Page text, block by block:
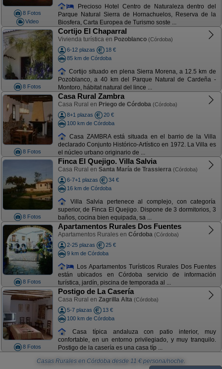
8 Fotos
Video
Precioso Hotel Centro de Naturaleza dentro del
Parque Natural Sierra de Hornachuelos, Reserva de la
Biosfera, Carta Europea de Turismo soste ...
8 Fotos
Cortijo El Chaparral
Vivienda turística en Pozoblanco (Córdoba)
6-12 plazas
18 €
85 km de Córdoba
Cortijo situado en plena Sierra Morena, a 12.5 km de
Pozoblanco, a 40 km del Parque Natural de Cardeña -
Montoro, hábitat natural del lince ...
8 Fotos
Casa Rural Zambra
Casa Rural en Priego de Córdoba (Córdoba)
8+1 plazas
20 €
100 km de Córdoba
Casa ZAMBRA está situada en el barrio de la Villa
declarado Conjunto Histórico-Artístico en 1972. La Villa es
el núcleo urbano originario de ...
8 Fotos
Finca El Quejigo. Villa Salvia
Casa Rural en Santa María de Trassierra (Córdoba)
6-7+1 plazas
34 €
16 km de Córdoba
Villa Salvia pertenece al complejo, con categoría
superior, de Finca El Quejigo. Dispone de 3 dormitorios, 3
baños, cocina bien equipada, sa ...
8 Fotos
Apartamentos Rurales Dos Fuentes
Apartamentos Rurales en Córdoba (Córdoba)
2-25 plazas
25 €
9 km de Córdoba
Los Apartamentos Turísticos Rurales Dos Fuentes
están ubicados en Córdoba servicio de información
turística, jardín, piscina de temporada al ...
8 Fotos
Postigo de La Casería
Casa Rural en Zagrilla Alta (Córdoba)
5-7 plazas
13 €
100 km de Córdoba
Casa típica andaluza con patio interior, muy
confortable, en un entorno privilegiado, y muy tranquilo.
Postigo de la casería es una casa típ ...
Casas Rurales en Córdoba desde 11 € persona/noche.